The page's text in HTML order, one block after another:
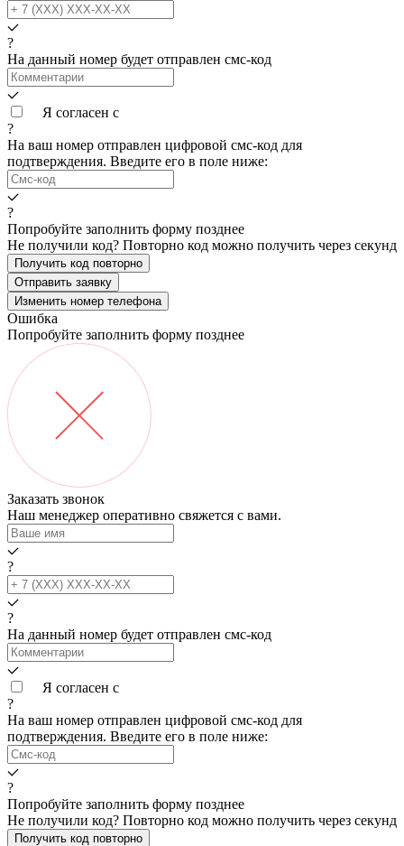
?
На данный номер будет отправлен смс‑код
Я согласен с
?
На ваш номер отправлен цифровой смс-код для
подтверждения. Введите его в поле ниже:
?
Попробуйте заполнить форму позднее
Не получили код? Повторно код можно получить через секунд
Получить код повторно
Отправить заявку
Изменить номер телефона
Ошибка
Попробуйте заполнить форму позднее
Заказать звонок
Наш менеджер оперативно свяжется с вами.
?
?
На данный номер будет отправлен смс‑код
Я согласен с
?
На ваш номер отправлен цифровой смс-код для
подтверждения. Введите его в поле ниже:
?
Попробуйте заполнить форму позднее
Не получили код? Повторно код можно получить через секунд
Получить код повторно